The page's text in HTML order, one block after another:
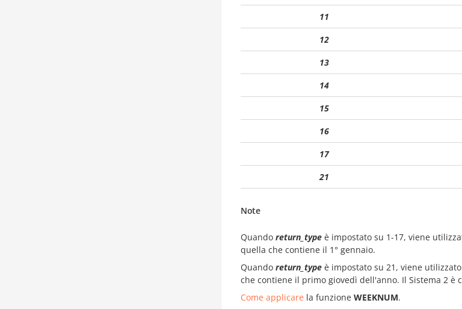
11
12
13
14
15
16
17
21
Note
Quando return_type è impostato su 1-17, viene
quella che contiene il 1° gennaio.
Quando return_type è impostato su 21, viene
che contiene il primo giovedì dell'anno. Il Sistema 2 è
Come applicare la funzione WEEKNUM.